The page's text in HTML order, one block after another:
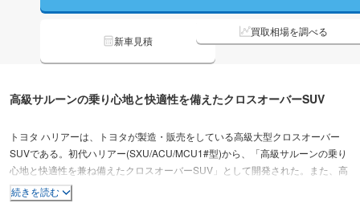
新車見積
買取相場を調べる
高級サルーンの乗り心地と快適性を備えたクロスオーバーSUV
トヨタ ハリアーは、トヨタが製造・販売をしている高級大型クロスオーバー
SUVである。初代ハリアー(SXU/ACU/MCU1#型)から、「高級サルーンの乗り
心地と快適性を兼ね備えたクロスオーバーSUV」として開発された。また、高
級クロスオーバーSUV」という新たなジャンルを開拓した先駆的モデルでもあ
る。エンジンは3.0Lの1MZ-FE型V型6気筒、または2.2.0Lの5S-FE型直列4気筒
続きを読む